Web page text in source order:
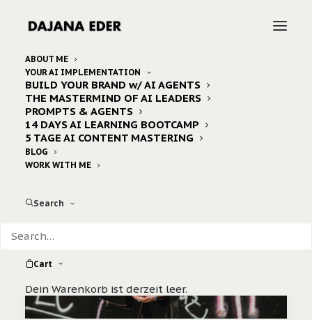
ABOUT ME
YOUR AI IMPLEMENTATION
BUILD YOUR BRAND w/ AI AGENTS
THE MASTERMIND OF AI LEADERS
PROMPTS & AGENTS
14 DAYS AI LEARNING BOOTCAMP
5 TAGE AI CONTENT MASTERING
BLOG
WORK WITH ME
Search
Cart
Dein Warenkorb ist derzeit leer.
Home Posts Tagged "dfla"